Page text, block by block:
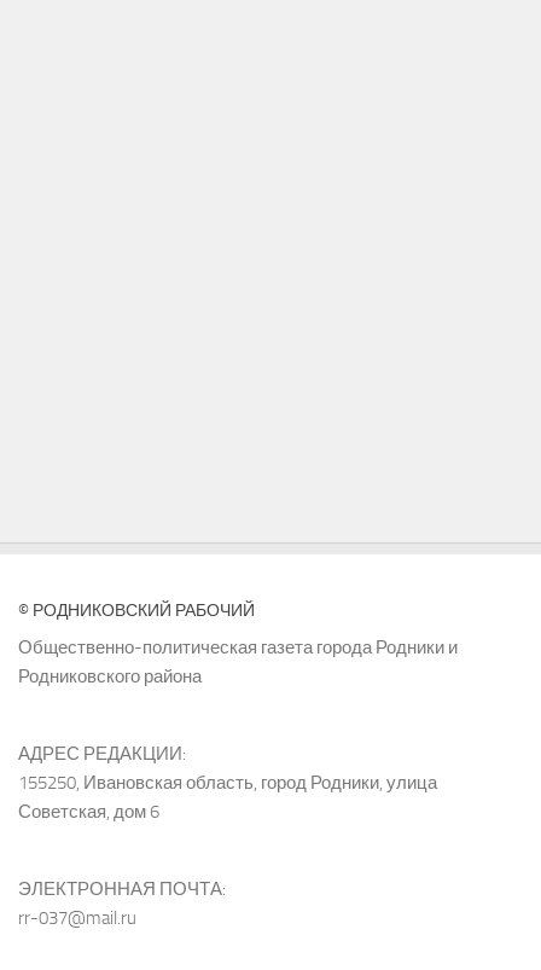
© РОДНИКОВСКИЙ РАБОЧИЙ
Общественно-политическая газета города Родники и
Родниковского района
АДРЕС РЕДАКЦИИ:
155250, Ивановская область, город Родники, улица
Советская, дом 6
ЭЛЕКТРОННАЯ ПОЧТА:
rr-037@mail.ru